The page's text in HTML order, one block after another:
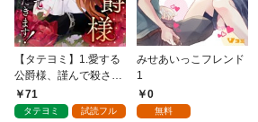
【タテヨミ】1.愛する
公爵様、謹んで殺させ
ていただきます！
71
タテヨミ 試読フル
みせあいっこフレンド
1
0
無料